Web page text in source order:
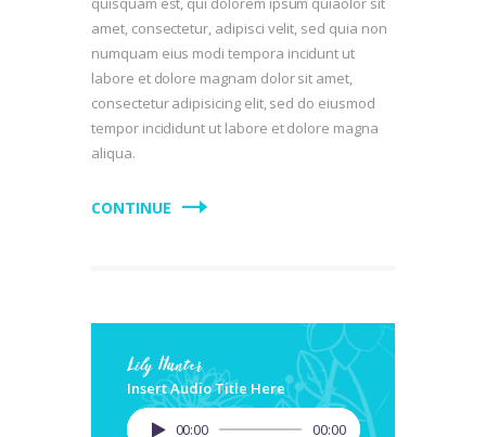
amet, consectetur, adipisci velit, sed quia non
numquam eius modi tempora incidunt ut
labore et dolore magnam dolor sit amet,
consectetur adipisicing elit, sed do eiusmod
tempor incididunt ut labore et dolore magna
aliqua.
CONTINUE
Lily Hunter
Insert Audio Title Here
Lecteur
00:00 00:00